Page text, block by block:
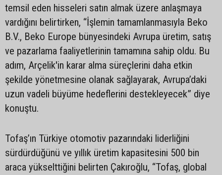
temsil eden hisseleri satın almak üzere anlaşmaya
vardığını belirtirken, “İşlemin tamamlanmasıyla Beko
B.V., Beko Europe bünyesindeki Avrupa üretim, satış
ve pazarlama faaliyetlerinin tamamına sahip oldu. Bu
adım, Arçelik'in karar alma süreçlerini daha etkin
şekilde yönetmesine olanak sağlayarak, Avrupa’daki
uzun vadeli büyüme hedeflerini destekleyecek” diye
konuştu.
Tofaş’ın Türkiye otomotiv pazarındaki liderliğini
sürdürdüğünü ve yıllık üretim kapasitesini 500 bin
araca yükselttiğini belirten Çakıroğlu, “Tofaş, global